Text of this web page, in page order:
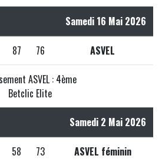
Samedi 16 Mai 2026
87 76 ASVEL
ASVEL : 4ème
Betclic Elite
Samedi 2 Mai 2026
58 73 ASVEL féminin